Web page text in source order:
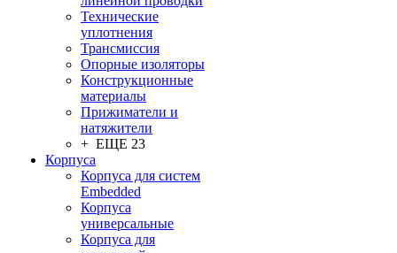
Технические
уплотнения
Трансмиссия
Опорные изоляторы
Конструкционные
материалы
Прижиматели и
натяжители
+ ЕЩЕ 23
Корпуса
Корпуса для систем
Embedded
Корпуса
универсальные
Корпуса для